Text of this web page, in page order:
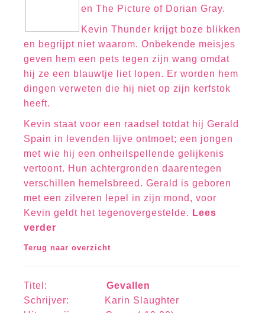
en The Picture of Dorian Gray.
Kevin Thunder krijgt boze blikken
en begrijpt niet waarom. Onbekende meisjes
geven hem een pets tegen zijn wang omdat
hij ze een blauwtje liet lopen. Er worden hem
dingen verweten die hij niet op zijn kerfstok
heeft.
Kevin staat voor een raadsel totdat hij Gerald
Spain in levenden lijve ontmoet; een jongen
met wie hij een onheilspellende gelijkenis
vertoont. Hun achtergronden daarentegen
verschillen hemelsbreed. Gerald is geboren
met een zilveren lepel in zijn mond, voor
Kevin geldt het tegenovergestelde. Lees
verder
Terug naar overzicht
Titel:
Gevallen
Schrijver: Karin Slaughter